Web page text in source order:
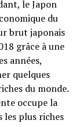
le Japon
du
brut japonais
grâce à une
années,
quelques
du monde.
occupe la
les plus riches